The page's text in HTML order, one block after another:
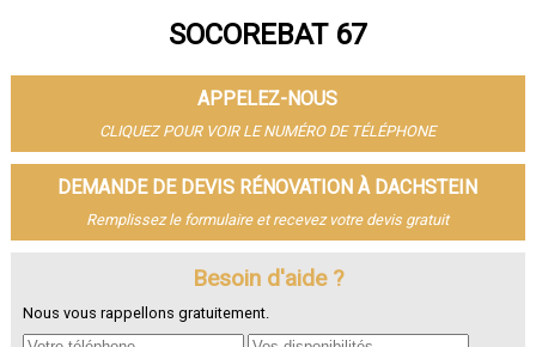
- Entreprise de rénovation à Illkirch-Graffenstaden
- Entreprise de rénovation à Bischheim
- Entreprise de rénovation à Lingolsheim
- Entreprise de rénovation à Bischwiller
- Entreprise de rénovation à Saverne
- Entreprise de rénovation à Obernai
- Entreprise de rénovation à Ostwald
- Entreprise de rénovation à Hœnheim
- Entreprise de rénovation à Brumath
- Entreprise de rénovation à Molsheim
- Entreprise de rénovation à Wissembourg
SOCOREBAT 67
APPELEZ-NOUS
CLIQUEZ POUR VOIR LE NUMÉRO DE TÉLÉPHONE
DEMANDE DE DEVIS RÉNOVATION À DACHSTEIN
Remplissez le formulaire et recevez votre devis gratuit
Besoin d'aide ?
Nous vous rappellons gratuitement.